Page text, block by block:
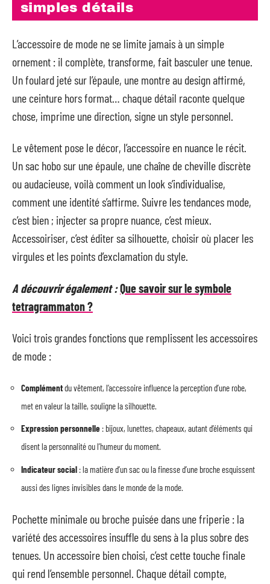
simples détails
L’accessoire de mode ne se limite jamais à un simple
ornement : il complète, transforme, fait basculer une tenue.
Un foulard jeté sur l’épaule, une montre au design affirmé,
une ceinture hors format… chaque détail raconte quelque
chose, imprime une direction, signe un style personnel.
Le vêtement pose le décor, l’accessoire en nuance le récit.
Un sac hobo sur une épaule, une chaîne de cheville discrète
ou audacieuse, voilà comment un look s’individualise,
comment une identité s’affirme. Suivre les tendances mode,
c’est bien ; injecter sa propre nuance, c’est mieux.
Accessoiriser, c’est éditer sa silhouette, choisir où placer les
virgules et les points d’exclamation du style.
A découvrir également :Que savoir sur le symbole
tetragrammaton ?
Voici trois grandes fonctions que remplissent les accessoires
de mode :
Complémentdu vêtement, l’accessoire influence la perception d’une robe,
met en valeur la taille, souligne la silhouette.
Expression personnelle : bijoux, lunettes, chapeaux, autant d’éléments qui
disent la personnalité ou l’humeur du moment.
Indicateur social : la matière d’un sac ou la finesse d’une broche esquissent
aussi des lignes invisibles dans le monde de la mode.
Pochette minimale ou broche puisée dans une friperie : la
variété des accessoires insuffle du sens à la plus sobre des
tenues. Un accessoire bien choisi, c’est cette touche finale
qui rend l’ensemble personnel. Chaque détail compte,